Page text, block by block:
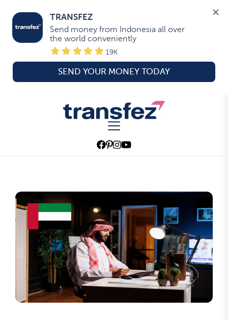
TRANSFEZ
Send money from Indonesia all over
the world conveniently
19K
SEND YOUR MONEY TODAY
Transfez